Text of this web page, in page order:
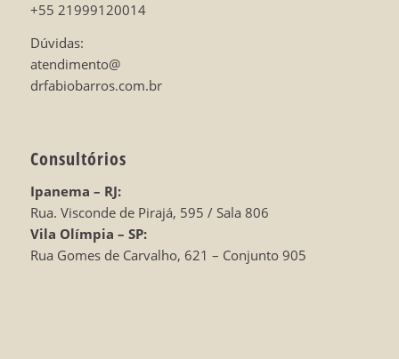
+55 21999120014
Dúvidas:
atendimento@
drfabiobarros.com.br
Consultórios
Ipanema – RJ:
Rua. Visconde de Pirajá, 595 / Sala 806
Vila Olímpia – SP:
Rua Gomes de Carvalho, 621 – Conjunto 905